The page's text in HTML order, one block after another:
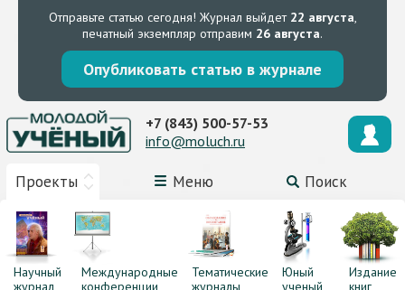
Отправьте статью сегодня! Журнал выйдет 22 августа,
печатный экземпляр отправим 26 августа.
Опубликовать статью в журнале
Проекты Меню Поиск
+7 (843) 500-57-53
info@moluch.ru
Научный
журнал
Международные
конференции
Тематические
журналы
Юный
ученый
Издание
книг